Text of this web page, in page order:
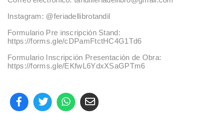
Instagram: @feriadellibrotandil
Formulario Pre inscripción Stand:
https://forms.gle/cDPamFtctHC4G1Td6
Formulario Inscripción Presentación de Obra:
https://forms.gle/EKfwL6YdxXSaGPTm6